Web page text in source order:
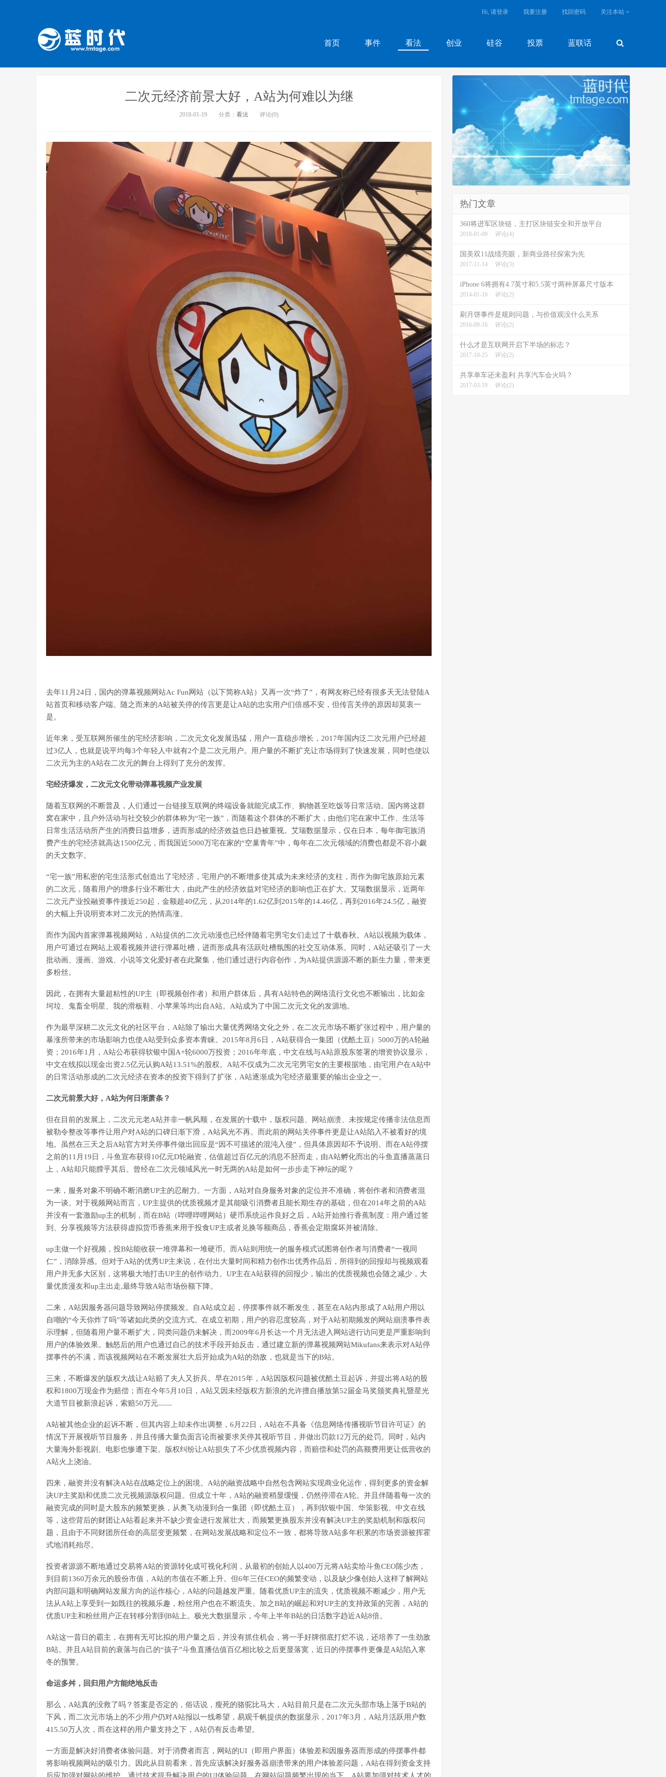
首页 事件 看法 创业 硅谷 投票 蓝联话
Hi, 请登录 我要注册 找回密码 关注本站
二次元经济前景大好，A站为何难以为继
2018-01-19 分类： 看法 评论(0)
去年11月24日，国内的弹幕视频网站Ac Fun网站（以下简称A站）又再一次“炸了”，有网友称已经有很多天无法登陆A
站首页和移动客户端。随之而来的A站被关停的传言更是让A站的忠实用户们倍感不安，但传言关停的原因却莫衷一
是。
近年来，受互联网所催生的宅经济影响，二次元文化发展迅猛，用户一直稳步增长，2017年国内泛二次元用户已经超
过3亿人，也就是说平均每3个年轻人中就有2个是二次元用户。用户量的不断扩充让市场得到了快速发展，同时也使以
二次元为主的A站在二次元的舞台上得到了充分的发挥。
宅经济爆发，二次元文化带动弹幕视频产业发展
随着互联网的不断普及，人们通过一台链接互联网的终端设备就能完成工作、购物甚至吃饭等日常活动。国内将这群
窝在家中，且户外活动与社交较少的群体称为“宅一族”，而随着这个群体的不断扩大，由他们宅在家中工作、生活等
日常生活活动所产生的消费日益增多，进而形成的经济效益也日趋被重视。艾瑞数据显示，仅在日本，每年御宅族消
费产生的宅经济就高达1500亿元，而我国近5000万宅在家的“空巢青年”中，每年在二次元领域的消费也都是不容小觑
的天文数字。
“宅一族”用私密的宅生活形式创造出了宅经济，宅用户的不断增多使其成为未来经济的支柱，而作为御宅族原始元素
的二次元，随着用户的增多行业不断壮大，由此产生的经济效益对宅经济的影响也正在扩大。艾瑞数据显示，近两年
二次元产业投融资事件接近250起，金额超40亿元，从2014年的1.62亿到2015年的14.46亿，再到2016年24.5亿，融资
的大幅上升说明资本对二次元的热情高涨。
而作为国内首家弹幕视频网站，A站提供的二次元动漫也已经伴随着宅男宅女们走过了十载春秋。A站以视频为载体，
用户可通过在网站上观看视频并进行弹幕吐槽，进而形成具有活跃吐槽氛围的社交互动体系。同时，A站还吸引了一大
批动画、漫画、游戏、小说等文化爱好者在此聚集，他们通过进行内容创作，为A站提供源源不断的新生力量，带来更
多粉丝。
因此，在拥有大量超粘性的UP主（即视频创作者）和用户群体后，具有A站特色的网络流行文化也不断输出，比如金
坷垃、鬼畜全明星、我的滑板鞋、小苹果等均出自A站。A站成为了中国二次元文化的发源地。
作为最早深耕二次元文化的社区平台，A站除了输出大量优秀网络文化之外，在二次元市场不断扩张过程中，用户量的
暴涨所带来的市场影响力也使A站受到众多资本青睐。2015年8月6日，A站获得合一集团（优酷土豆）5000万的A轮融
资；2016年1月，A站公布获得软银中国A+轮6000万投资；2016年年底，中文在线与A站原股东签署的增资协议显示，
中文在线拟以现金出资2.5亿元认购A站13.51%的股权。A站不仅成为二次元宅男宅女的主要根据地，由宅用户在A站中
的日常活动形成的二次元经济在资本的投资下得到了扩张，A站逐渐成为宅经济最重要的输出企业之一。
二次元前景大好，A站为何日渐萧条？
但在目前的发展上，二次元元老A站并非一帆风顺，在发展的十载中，版权问题、网站崩溃、未按规定传播非法信息而
被勒令整改等事件让用户对A站的口碑日渐下滑，A站风光不再。而此前的网站关停事件更是让A站陷入不被看好的境
地。虽然在三天之后A站官方对关停事件做出回应是“因不可描述的混沌入侵”，但具体原因却不予说明。而在A站停摆
之前的11月19日，斗鱼宣布获得10亿元D轮融资，估值超过百亿元的消息不胫而走，由A站孵化而出的斗鱼直播蒸蒸日
上，A站却只能膛乎其后。曾经在二次元领域风光一时无两的A站是如何一步步走下神坛的呢？
一来，服务对象不明确不断消磨UP主的忍耐力。一方面，A站对自身服务对象的定位并不准确，将创作者和消费者混
为一谈。对于视频网站而言，UP主提供的优质视频才是其能吸引消费者且能长期生存的基础，但在2014年之前的A站
并没有一套激励up主的机制，而在B站（哔哩哔哩网站）硬币系统运作良好之后，A站开始推行香蕉制度：用户通过签
到、分享视频等方法获得虚拟货币香蕉来用于投食UP主或者兑换等额商品，香蕉会定期腐坏并被清除。
up主做一个好视频，投B站能收获一堆弹幕和一堆硬币。而A站则用统一的服务模式试图将创作者与消费者“一视同
仁”，消除异感。但对于A站的优秀UP主来说，在付出大量时间和精力创作出优秀作品后，所得到的回报却与视频观看
用户并无多大区别，这将极大地打击UP主的创作动力。UP主在A站获得的回报少，输出的优质视频也会随之减少，大
量优质漫友和up主出走,最终导致A站市场份额下降。
二来，A站因服务器问题导致网站停摆频发。自A站成立起，停摆事件就不断发生，甚至在A站内形成了A站用户用以
自嘲的“今天你炸了吗”等诸如此类的交流方式。在成立初期，用户的容忍度较高，对于A站初期频发的网站崩溃事件表
示理解，但随着用户量不断扩大，同类问题仍未解决，而2009年6月长达一个月无法进入网站进行访问更是严重影响到
用户的体验效果。触怒后的用户也通过自己的技术手段开始反击，通过建立新的弹幕视频网站Mikufans来表示对A站停
摆事件的不满，而该视频网站在不断发展壮大后开始成为A站的劲敌，也就是当下的B站。
三来，不断爆发的版权大战让A站赔了夫人又折兵。早在2015年，A站因版权问题被优酷土豆起诉，并提出将A站的股
权和1800万现金作为赔偿；而在今年5月10日，A站又因未经版权方新浪的允许擅自播放第52届金马奖颁奖典礼暨星光
大道节目被新浪起诉，索赔50万元.......
A站被其他企业的起诉不断，但其内容上却未作出调整，6月22日，A站在不具备《信息网络传播视听节目许可证》的
情况下开展视听节目服务，并且传播大量负面言论而被要求关停其视听节目，并做出罚款12万元的处罚。同时，站内
大量海外影视剧、电影也惨遭下架。版权纠纷让A站损失了不少优质视频内容，而赔偿和处罚的高额费用更让低营收的
A站火上浇油。
四来，融资并没有解决A站在战略定位上的困境。A站的融资战略中自然包含网站实现商业化运作，得到更多的资金解
决UP主奖励和优质二次元视频源版权问题。但成立十年，A站的融资稍显缓慢，仍然停滞在A轮。并且伴随着每一次的
融资完成的同时是大股东的频繁更换，从奥飞动漫到合一集团（即优酷土豆），再到软银中国、华策影视、中文在线
等，这些背后的财团让A站看起来并不缺少资金进行发展壮大，而频繁更换股东并没有解决UP主的奖励机制和版权问
题，且由于不同财团所任命的高层变更频繁，在网站发展战略和定位不一致，都将导致A站多年积累的市场资源被挥霍
式地消耗殆尽。
投资者源源不断地通过交易将A站的资源转化成可视化利润，从最初的创始人以400万元将A站卖给斗鱼CEO陈少杰，
到目前1360万余元的股份市值，A站的市值在不断上升。但6年三任CEO的频繁变动，以及缺少像创始人这样了解网站
内部问题和明确网站发展方向的运作核心，A站的问题越发严重。随着优质UP主的流失，优质视频不断减少，用户无
法从A站上享受到一如既往的视频乐趣，粉丝用户也在不断流失。加之B站的崛起和对UP主的支持政策的完善，A站的
优质UP主和粉丝用户正在转移分割到B站上。极光大数据显示，今年上半年B站的日活数字趋近A站8倍。
A站这一昔日的霸主，在拥有无可比拟的用户量之后，并没有抓住机会，将一手好牌彻底打烂不说，还培养了一生劲敌
B站。并且A站目前的衰落与自己的“孩子”斗鱼直播估值百亿相比较之后更显落寞，近日的停摆事件更像是A站陷入寒
冬的预警。
命运多舛，回归用户方能绝地反击
那么，A站真的没救了吗？答案是否定的，俗话说，瘦死的骆驼比马大，A站目前只是在二次元头部市场上落于B站的
下风，而二次元市场上的不少用户仍对A站报以一线希望，易观千帆提供的数据显示，2017年3月，A站月活跃用户数
415.50万人次，而在这样的用户量支持之下，A站仍有反击希望。
一方面是解决好消费者体验问题。对于消费者而言，网站的UI（即用户界面）体验差和因服务器而形成的停摆事件都
将影响视频网站的吸引力。因此从目前看来，首先应该解决好服务器崩溃带来的用户体验差问题，A站在得到资金支持
热门文章
360将进军区块链，主打区块链安全和开放平台
2018-01-09 评论(4)
国美双11战绩亮眼，新商业路径探索为先
2017-11-14 评论(3)
iPhone 6将拥有4.7英寸和5.5英寸两种屏幕尺寸版本
2014-01-16 评论(2)
刷月饼事件是规则问题，与价值观没什么关系
2016-09-16 评论(2)
什么才是互联网开启下半场的标志？
2017-10-25 评论(2)
共享单车还未盈利 共享汽车会火吗？
2017-03-19 评论(2)